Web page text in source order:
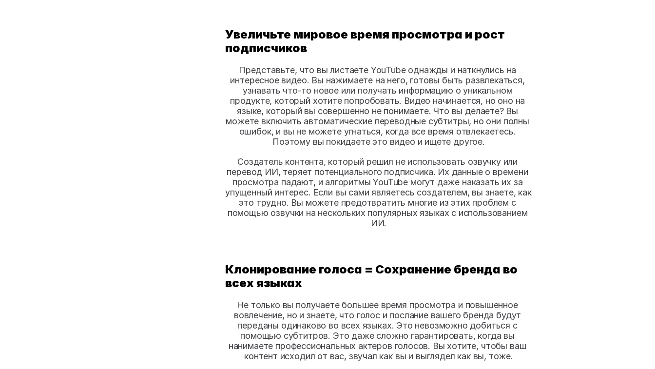
Увеличьте мировое время просмотра и рост
подписчиков
Представьте, что вы листаете YouTube однажды и наткнулись на
интересное видео. Вы нажимаете на него, готовы быть развлекаться,
узнавать что-то новое или получать информацию о уникальном
продукте, который хотите попробовать. Видео начинается, но оно на
языке, который вы совершенно не понимаете. Что вы делаете? Вы
можете включить автоматические переводные субтитры, но они полны
ошибок, и вы не можете угнаться, когда все время отвлекаетесь.
Поэтому вы покидаете это видео и ищете другое.
Создатель контента, который решил не использовать озвучку или
перевод ИИ, теряет потенциального подписчика. Их данные о времени
просмотра падают, и алгоритмы YouTube могут даже наказать их за
упущенный интерес. Если вы сами являетесь создателем, вы знаете, как
это трудно. Вы можете предотвратить многие из этих проблем с
помощью озвучки на нескольких популярных языках с использованием
ИИ.
Клонирование голоса = Сохранение бренда во
всех языках
Не только вы получаете большее время просмотра и повышенное
вовлечение, но и знаете, что голос и послание вашего бренда будут
переданы одинаково во всех языках. Это невозможно добиться с
помощью субтитров. Это даже сложно гарантировать, когда вы
нанимаете профессиональных актеров голосов. Вы хотите, чтобы ваш
контент исходил от вас, звучал как вы и выглядел как вы, тоже.